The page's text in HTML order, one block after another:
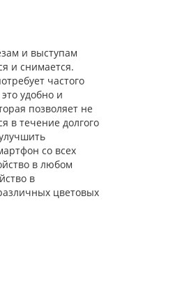
чехол
Samsung
2018
цветы
чехол
Samsung
2018 luna
чехол
Samsung
и выступам
и снимается.
частого
удобно и
позволяет не
в течение долгого
со всех
в любом
в
цветовых